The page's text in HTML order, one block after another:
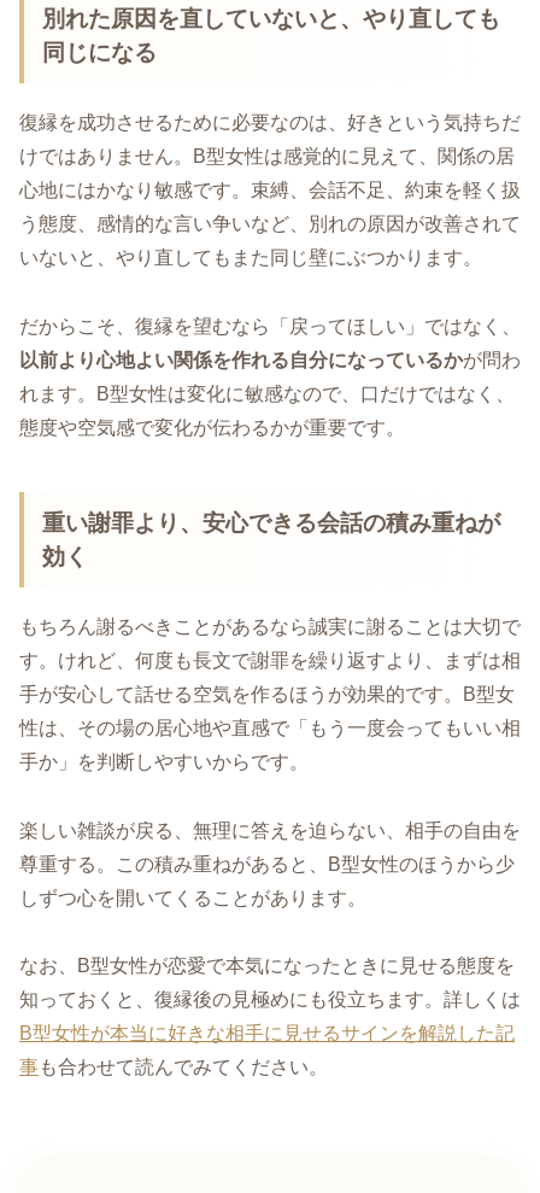
別れた原因を直していないと、やり直しても
同じになる
復縁を成功させるために必要なのは、好きという気持ちだ
けではありません。B型女性は感覚的に見えて、関係の居
心地にはかなり敏感です。束縛、会話不足、約束を軽く扱
う態度、感情的な言い争いなど、別れの原因が改善されて
いないと、やり直してもまた同じ壁にぶつかります。
だからこそ、復縁を望むなら「戻ってほしい」ではなく、
以前より心地よい関係を作れる自分になっているかが問わ
れます。B型女性は変化に敏感なので、口だけではなく、
態度や空気感で変化が伝わるかが重要です。
重い謝罪より、安心できる会話の積み重ねが
効く
もちろん謝るべきことがあるなら誠実に謝ることは大切で
す。けれど、何度も長文で謝罪を繰り返すより、まずは相
手が安心して話せる空気を作るほうが効果的です。B型女
性は、その場の居心地や直感で「もう一度会ってもいい相
手か」を判断しやすいからです。
楽しい雑談が戻る、無理に答えを迫らない、相手の自由を
尊重する。この積み重ねがあると、B型女性のほうから少
しずつ心を開いてくることがあります。
なお、B型女性が恋愛で本気になったときに見せる態度を
知っておくと、復縁後の見極めにも役立ちます。詳しくは
B型女性が本当に好きな相手に見せるサインを解説した記
事も合わせて読んでみてください。